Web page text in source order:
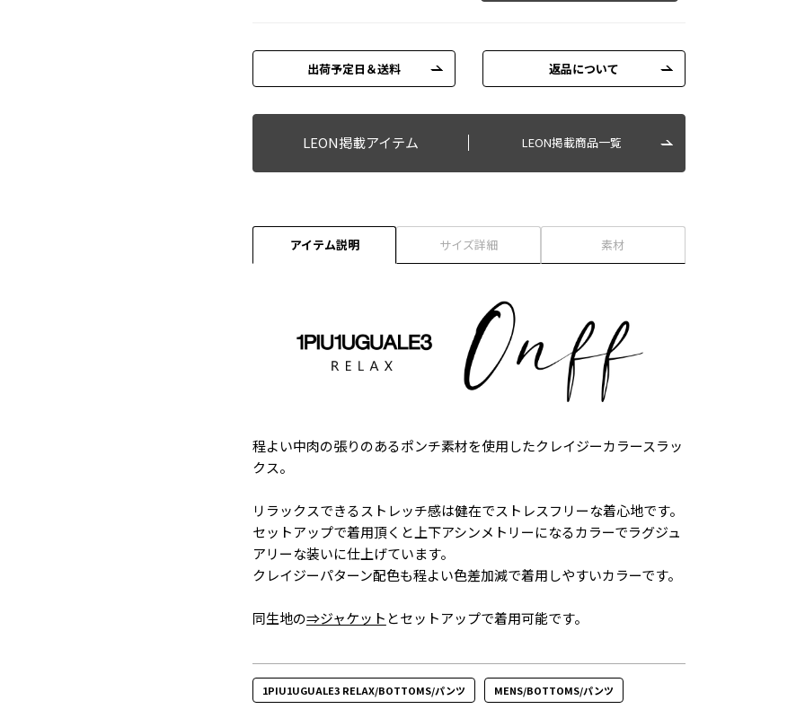
出荷予定日＆送料 返品について
LEON掲載アイテム LEON掲載商品一覧
アイテム説明 サイズ詳細 素材
程よい中肉の張りのあるポンチ素材を使用したクレイジーカラースラッ
クス。
リラックスできるストレッチ感は健在でストレスフリーな着心地です。
セットアップで着用頂くと上下アシンメトリーになるカラーでラグジュ
アリーな装いに仕上げています。
クレイジーパターン配色も程よい色差加減で着用しやすいカラーです。
同生地の⇒ジャケット とセットアップで着用可能です。
1PIU1UGUALE3 RELAX/BOTTOMS/パンツ MENS/BOTTOMS/パンツ